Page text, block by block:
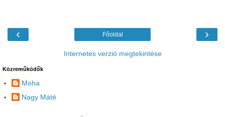
‹ ›
Főoldal
Internetes verzió megtekintése
Közreműködők
Moha
Nagy Máté